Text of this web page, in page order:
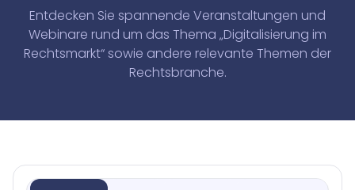
Entdecken Sie spannende Veranstaltungen und
Webinare rund um das Thema „Digitalisierung im
Rechtsmarkt“ sowie andere relevante Themen der
Rechtsbranche.